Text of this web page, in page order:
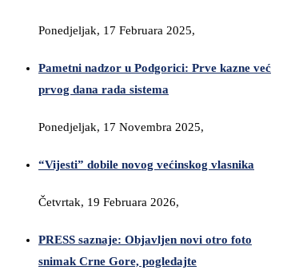
Ponedjeljak, 17 Februara 2025,
Pametni nadzor u Podgorici: Prve kazne već
prvog dana rada sistema
Ponedjeljak, 17 Novembra 2025,
“Vijesti” dobile novog većinskog vlasnika
Četvrtak, 19 Februara 2026,
PRESS saznaje: Objavljen novi otro foto
snimak Crne Gore, pogledajte